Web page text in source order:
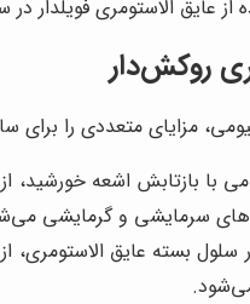
از عایق الاستومری
روکش‌دار
مزایای متعددی را
با بازتابش اشعه
سرمایشی و گرمایشی
سلول بسته عایق